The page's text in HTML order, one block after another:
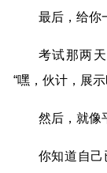
最后，给你
考试那两
“嘿，伙计，展
然后，就像
你知道自